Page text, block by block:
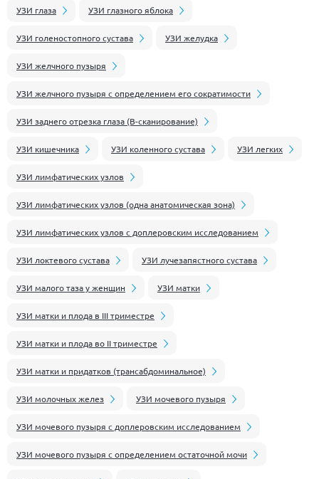
УЗИ глаза УЗИ глазного яблока
УЗИ голеностопного сустава УЗИ желудка
УЗИ желчного пузыря
УЗИ желчного пузыря с определением его сократимости
УЗИ заднего отрезка глаза (В-сканирование)
УЗИ кишечника УЗИ коленного сустава УЗИ легких
УЗИ лимфатических узлов
УЗИ лимфатических узлов (одна анатомическая зона)
УЗИ лимфатических узлов с доплеровским исследованием
УЗИ локтевого сустава УЗИ лучезапястного сустава
УЗИ малого таза у женщин УЗИ матки
УЗИ матки и плода в III триместре
УЗИ матки и плода во II триместре
УЗИ матки и придатков (трансабдоминальное)
УЗИ молочных желез УЗИ мочевого пузыря
УЗИ мочевого пузыря с доплеровским исследованием
УЗИ мочевого пузыря с определением остаточной мочи